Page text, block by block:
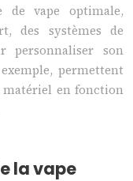
de vape optimale,
des systèmes de
personnaliser son
permettent
matériel en fonction
la vape